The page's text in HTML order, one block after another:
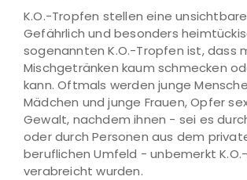
K.O.-Tropfen stellen eine
Gefährlich und besonders
sogenannten K.O.-Tropfen ist, dass
Mischgetränken kaum schmecken
kann. Oftmals werden junge
Mädchen und junge Frauen, Opfer
Gewalt, nachdem ihnen - sei es
oder durch Personen aus dem
beruflichen Umfeld - unbemerkt
verabreicht wurden.